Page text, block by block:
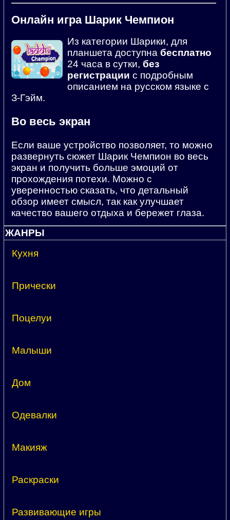
Онлайн игра Шарик Чемпион
Из категории Шарики, для
планшета доступна бесплатно
24 часа в сутки, без
регистрации с подробным
описанием на русском языке с
З-Гэйм.
Во весь экран
Если ваше устройство позволяет, то можно
развернуть сюжет Шарик Чемпион во весь
экран и получить больше эмоций от
прохождения потехи. Можно с
уверенностью сказать, что детальный
обзор имеет смысл, так как улучшает
качество вашего отдыха и бережет глаза.
ЖАНРЫ
Кухня
Прически
Поцелуи
Малыши
Дом
Одевалки
Макияж
Раскраски
Развивающие игры